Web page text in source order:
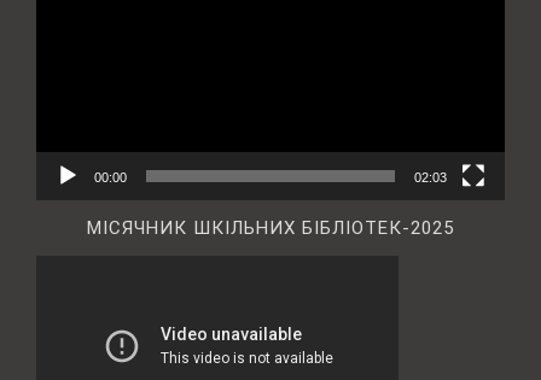
00:00 02:03
МІСЯЧНИК ШКІЛЬНИХ БІБЛІОТЕК-2025